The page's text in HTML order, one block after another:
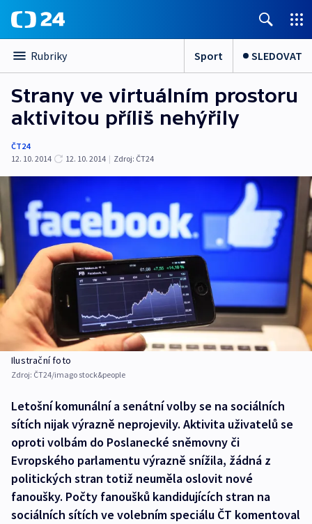
Rubriky Sport SLEDOVAT
Strany ve virtuálním prostoru
aktivitou příliš nehýřily
ČT24
12. 10. 2014
12. 10. 2014 | Zdroj: ČT24
Ilustrační foto
Zdroj: ČT24/imago stock&people
Letošní komunální a senátní volby se na sociálních
sítích nijak výrazně neprojevily. Aktivita uživatelů se
oproti volbám do Poslanecké sněmovny či
Evropského parlamentu výrazně snížila, žádná z
politických stran totiž neuměla oslovit nové
fanoušky. Počty fanoušků kandidujících stran na
sociálních sítích ve volebním speciálu ČT komentoval